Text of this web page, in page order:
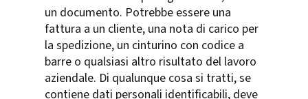
un documento. Potrebbe essere una
fattura a un cliente, una nota di carico per
la spedizione, un cinturino con codice a
barre o qualsiasi altro risultato del lavoro
aziendale. Di qualunque cosa si tratti, se
contiene dati personali identificabili, deve